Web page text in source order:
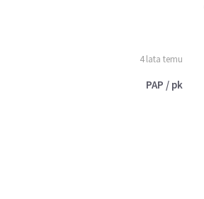
4 lata temu
PAP / pk